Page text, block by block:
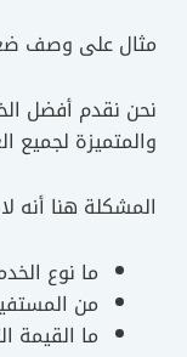
مثال على وصف
نحن نقدم أفضل
والمتميزة لجميع
المشكلة هنا أنه
ما نوع
من
ما القيمة